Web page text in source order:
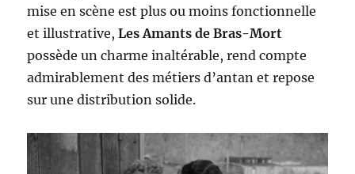
mise en scène est plus ou moins fonctionnelle
et illustrative,Les Amants de Bras-Mort
possède un charme inaltérable, rend compte
admirablement des métiers d’antan et repose
sur une distribution solide.